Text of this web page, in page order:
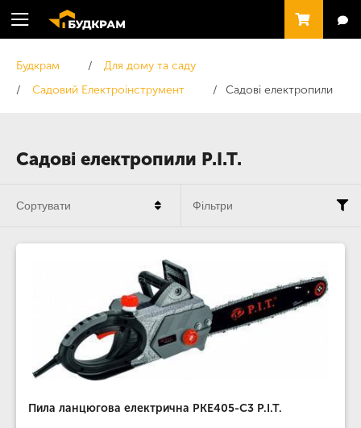
Садові електропили P.I.T.
Будкрам
Для дому та саду
Садовий Електроінструмент
Садові електропили
Пила ланцюгова електрична PKE405-C3 P.I.T.
Сортувати Фільтри